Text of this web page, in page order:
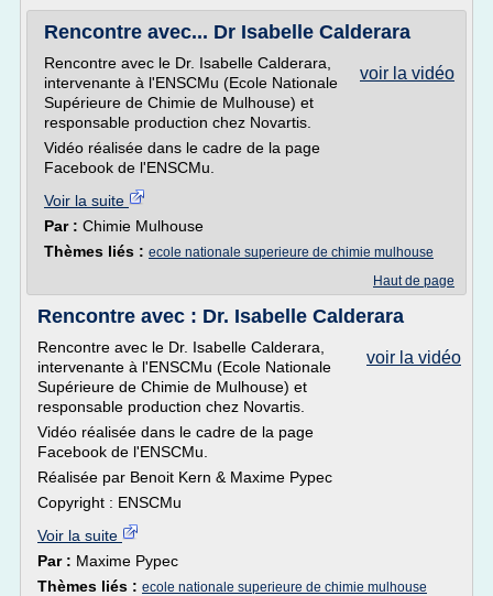
Rencontre avec... Dr Isabelle Calderara
voir la vidéo
Rencontre avec le Dr. Isabelle Calderara,
intervenante à l'ENSCMu (Ecole Nationale
Supérieure de Chimie de Mulhouse) et
responsable production chez Novartis.
Vidéo réalisée dans le cadre de la page
Facebook de l'ENSCMu.
Voir la suite
Par : Chimie Mulhouse
Thèmes liés : ecole nationale superieure de chimie mulhouse
Haut de page
Rencontre avec : Dr. Isabelle Calderara
voir la vidéo
Rencontre avec le Dr. Isabelle Calderara,
intervenante à l'ENSCMu (Ecole Nationale
Supérieure de Chimie de Mulhouse) et
responsable production chez Novartis.
Vidéo réalisée dans le cadre de la page
Facebook de l'ENSCMu.
Réalisée par Benoit Kern & Maxime Pypec
Copyright : ENSCMu
Voir la suite
Par : Maxime Pypec
Thèmes liés : ecole nationale superieure de chimie mulhouse